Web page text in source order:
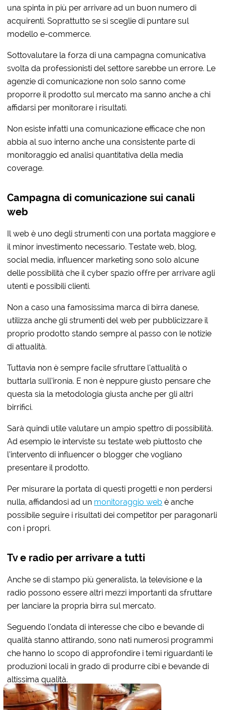
una spinta in più per arrivare ad un buon numero di
acquirenti. Soprattutto se si sceglie di puntare sul
modello e-commerce.
Sottovalutare la forza di una campagna comunicativa
svolta da professionisti del settore sarebbe un errore. Le
agenzie di comunicazione non solo sanno come
proporre il prodotto sul mercato ma sanno anche a chi
affidarsi per monitorare i risultati.
Non esiste infatti una comunicazione efficace che non
abbia al suo interno anche una consistente parte di
monitoraggio ed analisi quantitativa della media
coverage.
Campagna di comunicazione sui canali
web
Il web è uno degli strumenti con una portata maggiore e
il minor investimento necessario. Testate web, blog,
social media, influencer marketing sono solo alcune
delle possibilità che il cyber spazio offre per arrivare agli
utenti e possibili clienti.
Non a caso una famosissima marca di birra danese,
utilizza anche gli strumenti del web per pubblicizzare il
proprio prodotto stando sempre al passo con le notizie
di attualità.
Tuttavia non è sempre facile sfruttare l’attualità o
buttarla sull’ironia. E non è neppure giusto pensare che
questa sia la metodologia giusta anche per gli altri
birrifici.
Sarà quindi utile valutare un ampio spettro di possibilità.
Ad esempio le interviste su testate web piuttosto che
l’intervento di influencer o blogger che vogliano
presentare il prodotto.
Per misurare la portata di questi progetti e non perdersi
nulla, affidandosi ad un monitoraggio web è anche
possibile seguire i risultati dei competitor per paragonarli
con i propri.
Tv e radio per arrivare a tutti
Anche se di stampo più generalista, la televisione e la
radio possono essere altri mezzi importanti da sfruttare
per lanciare la propria birra sul mercato.
Seguendo l’ondata di interesse che cibo e bevande di
qualità stanno attirando, sono nati numerosi programmi
che hanno lo scopo di approfondire i temi riguardanti le
produzioni locali in grado di produrre cibi e bevande di
altissima qualità.